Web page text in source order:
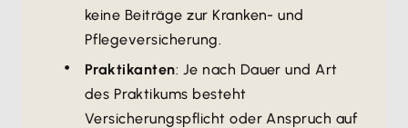
keine Beiträge zur Kranken- und
Pflegeversicherung.
Praktikanten: Je nach Dauer und Art
des Praktikums besteht
Versicherungspflicht oder Anspruch auf